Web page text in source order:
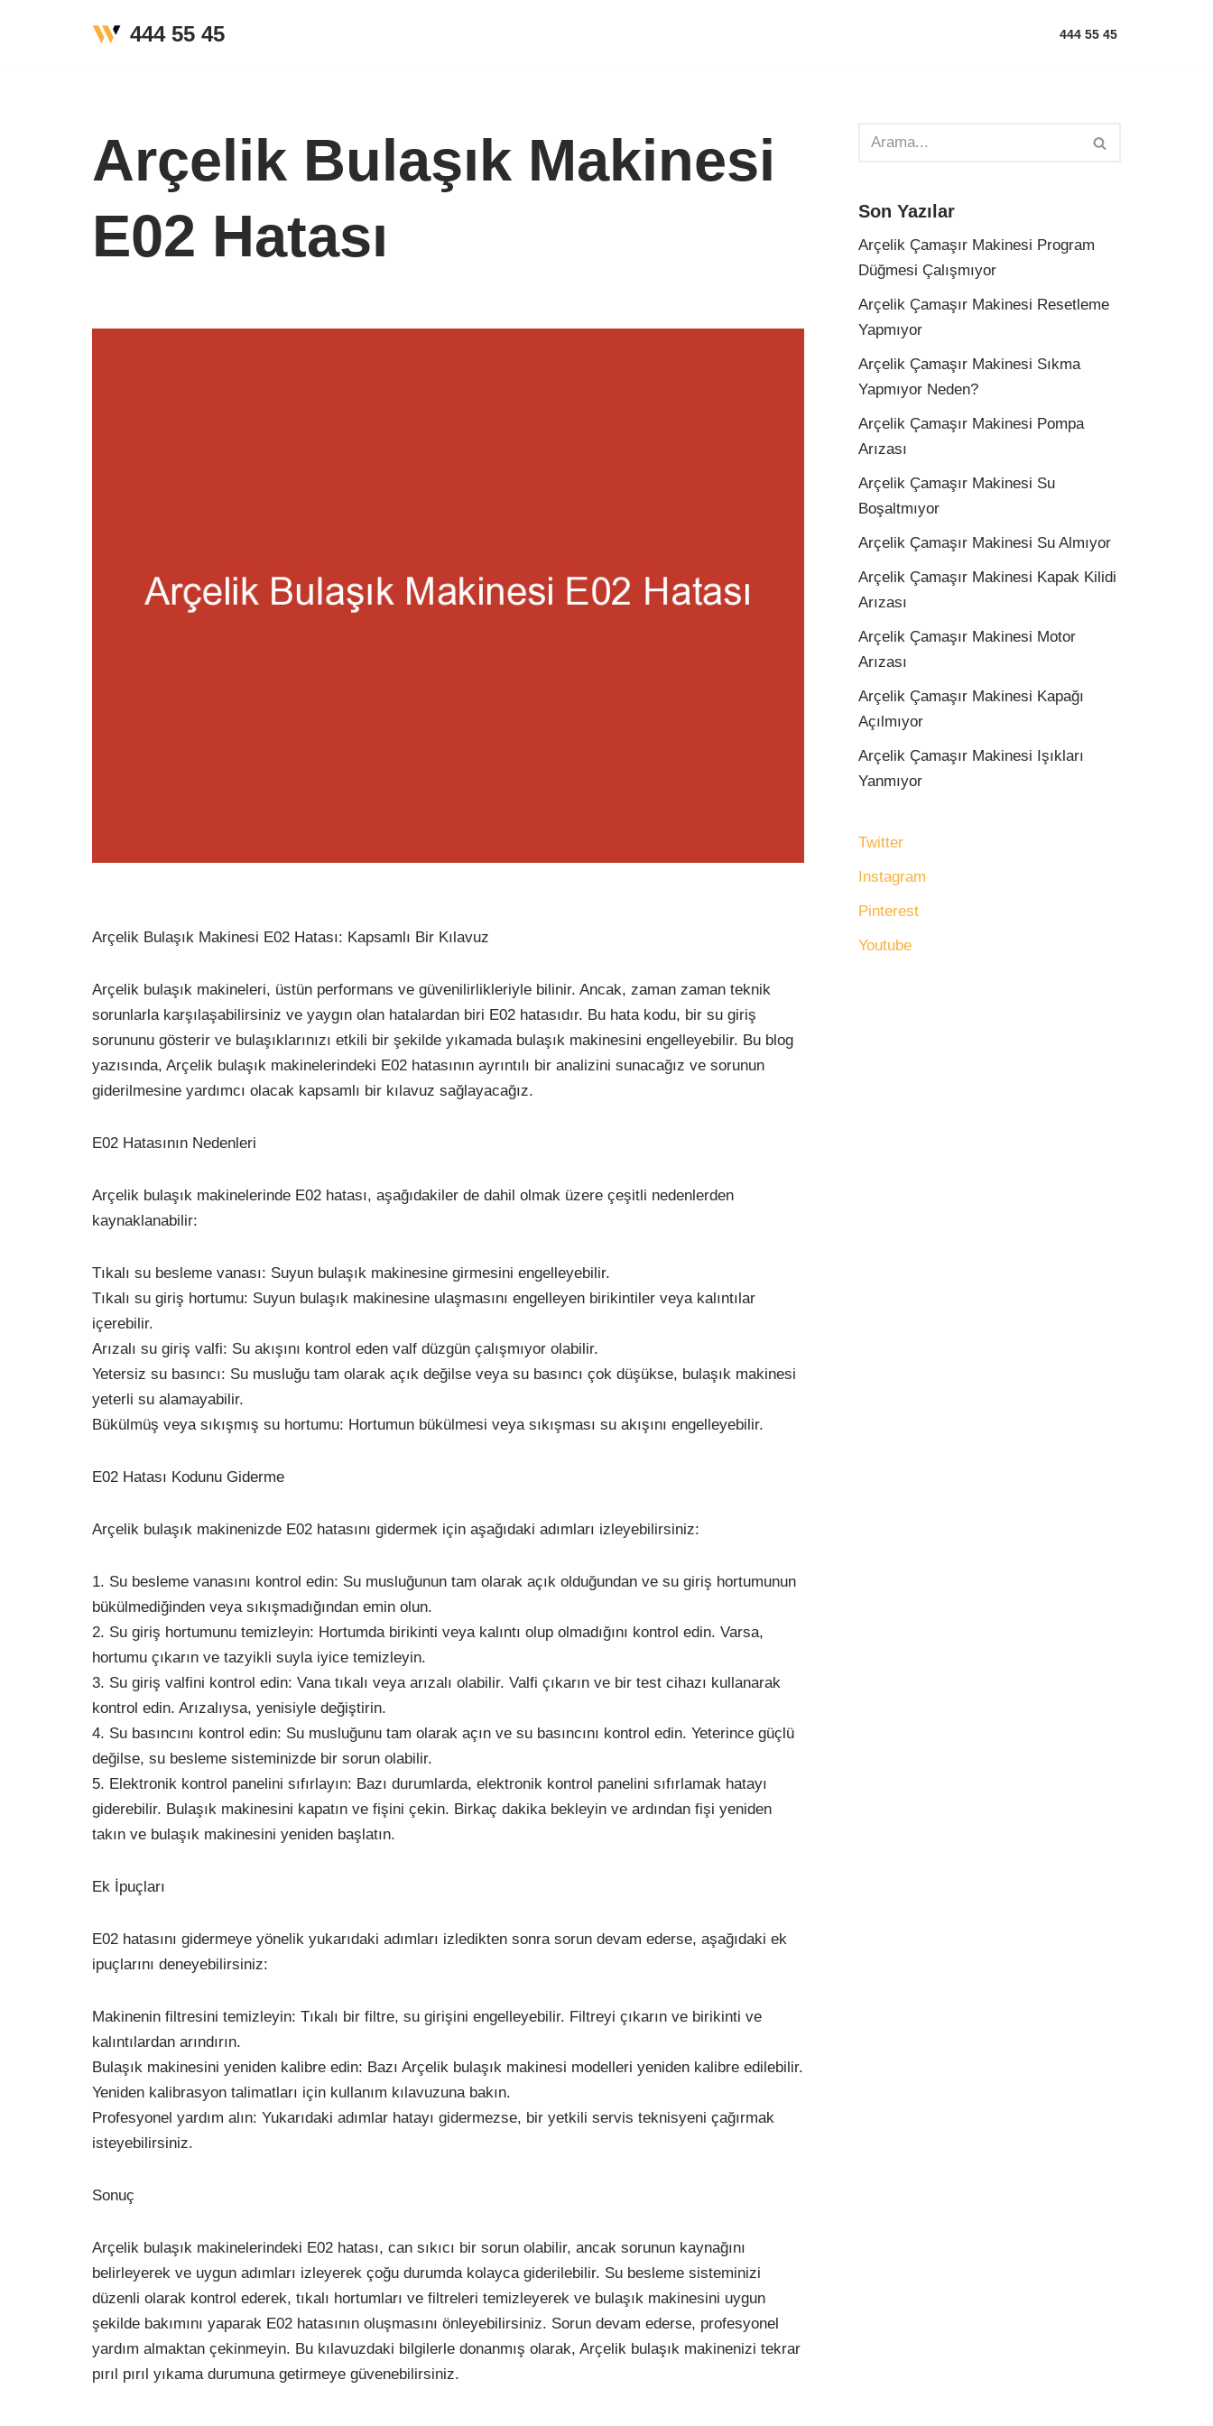
444 55 45 444 55 45
Arçelik Bulaşık Makinesi
E02 Hatası
Arçelik Bulaşık Makinesi E02 Hatası: Kapsamlı Bir Kılavuz
Arçelik bulaşık makineleri, üstün performans ve güvenilirlikleriyle bilinir. Ancak, zaman zaman teknik
sorunlarla karşılaşabilirsiniz ve yaygın olan hatalardan biri E02 hatasıdır. Bu hata kodu, bir su giriş
sorununu gösterir ve bulaşıklarınızı etkili bir şekilde yıkamada bulaşık makinesini engelleyebilir. Bu blog
yazısında, Arçelik bulaşık makinelerindeki E02 hatasının ayrıntılı bir analizini sunacağız ve sorunun
giderilmesine yardımcı olacak kapsamlı bir kılavuz sağlayacağız.
E02 Hatasının Nedenleri
Arçelik bulaşık makinelerinde E02 hatası, aşağıdakiler de dahil olmak üzere çeşitli nedenlerden
kaynaklanabilir:
Tıkalı su besleme vanası: Suyun bulaşık makinesine girmesini engelleyebilir.
Tıkalı su giriş hortumu: Suyun bulaşık makinesine ulaşmasını engelleyen birikintiler veya kalıntılar
içerebilir.
Arızalı su giriş valfi: Su akışını kontrol eden valf düzgün çalışmıyor olabilir.
Yetersiz su basıncı: Su musluğu tam olarak açık değilse veya su basıncı çok düşükse, bulaşık makinesi
yeterli su alamayabilir.
Bükülmüş veya sıkışmış su hortumu: Hortumun bükülmesi veya sıkışması su akışını engelleyebilir.
E02 Hatası Kodunu Giderme
Arçelik bulaşık makinenizde E02 hatasını gidermek için aşağıdaki adımları izleyebilirsiniz:
1. Su besleme vanasını kontrol edin: Su musluğunun tam olarak açık olduğundan ve su giriş hortumunun
bükülmediğinden veya sıkışmadığından emin olun.
2. Su giriş hortumunu temizleyin: Hortumda birikinti veya kalıntı olup olmadığını kontrol edin. Varsa,
hortumu çıkarın ve tazyikli suyla iyice temizleyin.
3. Su giriş valfini kontrol edin: Vana tıkalı veya arızalı olabilir. Valfi çıkarın ve bir test cihazı kullanarak
kontrol edin. Arızalıysa, yenisiyle değiştirin.
4. Su basıncını kontrol edin: Su musluğunu tam olarak açın ve su basıncını kontrol edin. Yeterince güçlü
değilse, su besleme sisteminizde bir sorun olabilir.
5. Elektronik kontrol panelini sıfırlayın: Bazı durumlarda, elektronik kontrol panelini sıfırlamak hatayı
giderebilir. Bulaşık makinesini kapatın ve fişini çekin. Birkaç dakika bekleyin ve ardından fişi yeniden
takın ve bulaşık makinesini yeniden başlatın.
Ek İpuçları
E02 hatasını gidermeye yönelik yukarıdaki adımları izledikten sonra sorun devam ederse, aşağıdaki ek
ipuçlarını deneyebilirsiniz:
Makinenin filtresini temizleyin: Tıkalı bir filtre, su girişini engelleyebilir. Filtreyi çıkarın ve birikinti ve
kalıntılardan arındırın.
Bulaşık makinesini yeniden kalibre edin: Bazı Arçelik bulaşık makinesi modelleri yeniden kalibre edilebilir.
Yeniden kalibrasyon talimatları için kullanım kılavuzuna bakın.
Profesyonel yardım alın: Yukarıdaki adımlar hatayı gidermezse, bir yetkili servis teknisyeni çağırmak
isteyebilirsiniz.
Sonuç
Arçelik bulaşık makinelerindeki E02 hatası, can sıkıcı bir sorun olabilir, ancak sorunun kaynağını
belirleyerek ve uygun adımları izleyerek çoğu durumda kolayca giderilebilir. Su besleme sisteminizi
düzenli olarak kontrol ederek, tıkalı hortumları ve filtreleri temizleyerek ve bulaşık makinesini uygun
şekilde bakımını yaparak E02 hatasının oluşmasını önleyebilirsiniz. Sorun devam ederse, profesyonel
yardım almaktan çekinmeyin. Bu kılavuzdaki bilgilerle donanmış olarak, Arçelik bulaşık makinenizi tekrar
pırıl pırıl yıkama durumuna getirmeye güvenebilirsiniz.
Son Yazılar
Arçelik Çamaşır Makinesi Program
Düğmesi Çalışmıyor
Arçelik Çamaşır Makinesi Resetleme
Yapmıyor
Arçelik Çamaşır Makinesi Sıkma
Yapmıyor Neden?
Arçelik Çamaşır Makinesi Pompa
Arızası
Arçelik Çamaşır Makinesi Su
Boşaltmıyor
Arçelik Çamaşır Makinesi Su Almıyor
Arçelik Çamaşır Makinesi Kapak Kilidi
Arızası
Arçelik Çamaşır Makinesi Motor
Arızası
Arçelik Çamaşır Makinesi Kapağı
Açılmıyor
Arçelik Çamaşır Makinesi Işıkları
Yanmıyor
Twitter
Instagram
Pinterest
Youtube